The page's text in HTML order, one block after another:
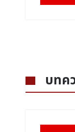
บทค